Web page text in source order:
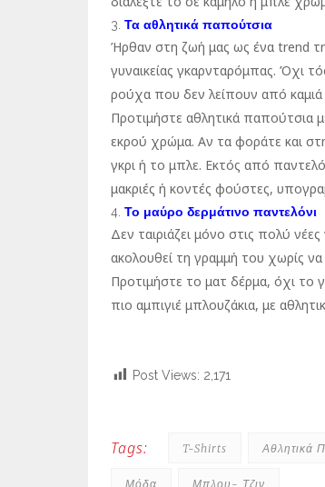
Τα αθλητικά παπούτσια
Ήρθαν στη ζωή μας ως ένα trend
γυναικείας γκαρνταρόμπας. Όχι
ρούχα που δεν λείπουν από
Προτιμήστε αθλητικά παπούτσια
εκρού χρώμα. Αν τα φοράτε και
γκρι ή το μπλε. Εκτός από
μακριές ή κοντές φούστες,
Το μαύρο δερμάτινο παντελόνι
Δεν ταιριάζει μόνο στις πολύ
ακολουθεί τη γραμμή του χωρίς
Προτιμήστε το ματ δέρμα, όχι το
πιο αμπιγιέ μπλουζάκια, με
Post Views: 2,171
Tags: T-Shirts Αθλητικά
Μόδα Μπλου- Τζιν